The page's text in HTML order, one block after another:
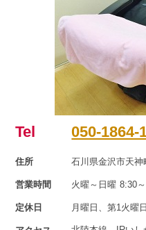
Tel 050-1864-
住所 石川県金沢市天神
営業時間 火曜～日曜 8:30
定休日 月曜日、第1火曜